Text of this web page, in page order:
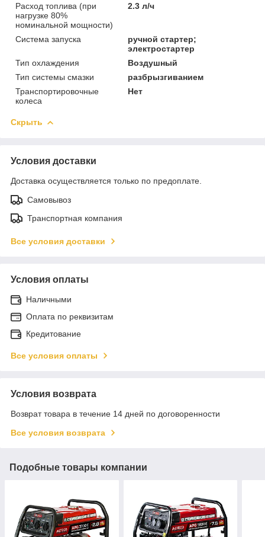
Расход топлива (при
нагрузке 80%
номинальной мощности)
2.3 л/ч
Система запуска
ручной стартер;
электростартер
Тип охлаждения
Воздушный
Тип системы смазки
разбрызгиванием
Транспортировочные
колеса
Нет
Скрыть
Условия доставки
Доставка осуществляется только по предоплате.
Самовывоз
Транспортная компания
Все условия доставки
Условия оплаты
Наличными
Оплата по реквизитам
Кредитование
Все условия оплаты
Условия возврата
Возврат товара в течение 14 дней по договоренности
Все условия возврата
Подобные товары компании